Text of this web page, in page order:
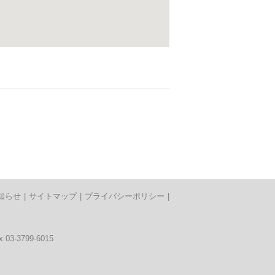
らせ | サイトマップ | プライバシーポリシー |
3799-6015